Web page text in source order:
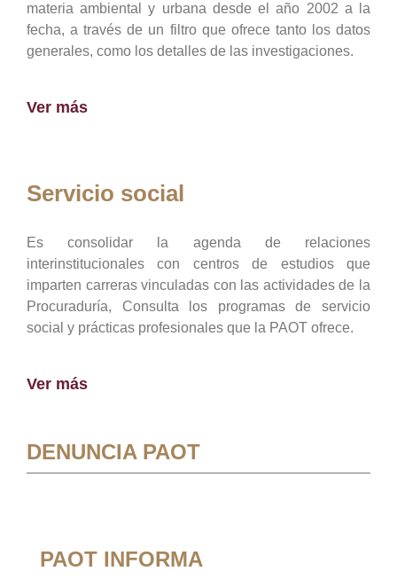
materia ambiental y urbana desde el año 2002 a la
fecha, a través de un filtro que ofrece tanto los datos
generales, como los detalles de las investigaciones.
Ver más
Servicio social
Es consolidar la agenda de relaciones
interinstitucionales con centros de estudios que
imparten carreras vinculadas con las actividades de la
Procuraduría, Consulta los programas de servicio
social y prácticas profesionales que la PAOT ofrece.
Ver más
DENUNCIA PAOT
PAOT INFORMA